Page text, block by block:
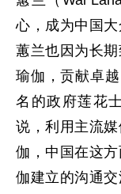
心，成为中国
蕙兰也因为长
瑜伽，贡献卓
名的政府莲花
说，利用主流
伽，中国在这
伽建立的沟通